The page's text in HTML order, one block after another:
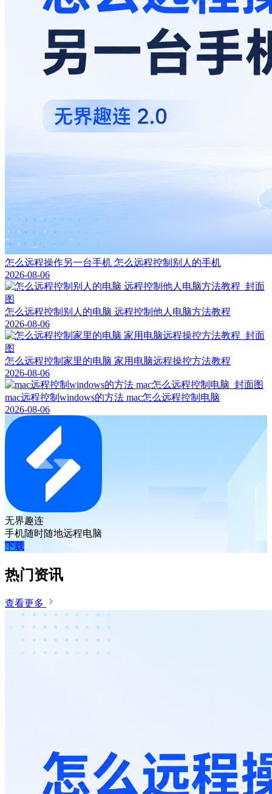
怎么远程操作另一台手机 怎么远程控制别人的手机
2026-08-06
怎么远程控制别人的电脑 远程控制他人电脑方法教程
2026-08-06
怎么远程控制家里的电脑 家用电脑远程操控方法教程
2026-08-06
mac远程控制windows的方法 mac怎么远程控制电脑
2026-08-06
无界趣连
手机随时随地远程电脑
下载
热门资讯
查看更多